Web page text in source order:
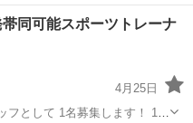
動車を運転できる方優遇◎
-＊-＊-＊ ...
帯同可能スポーツトレーナ
4月25日
として 1名募集します！ 1回